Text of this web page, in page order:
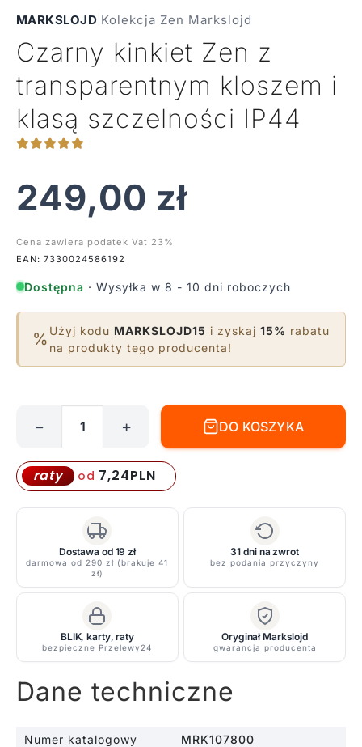
MARKSLOJD Kolekcja Zen Markslojd
Czarny kinkiet Zen z
transparentnym kloszem i
klasą szczelności IP44
249,00 zł
Cena zawiera podatek Vat 23%
EAN: 7330024586192
Dostępna · Wysyłka w 8 - 10 dni roboczych
% Użyj kodu MARKSLOJD15 i zyskaj 15% rabatu
na produkty tego producenta!
kinkiet
Zen
z
transparentnym
kloszem
klasą
szczelności
− + DO KOSZYKA
raty od 7,24PLN
Dostawa od 19 zł
darmowa od 290 zł (brakuje 41
zł)
31 dni na zwrot
bez podania przyczyny
BLIK, karty, raty
bezpieczne Przelewy24
Oryginał Markslojd
gwarancja producenta
Dane techniczne
Numer katalogowy
MRK107800